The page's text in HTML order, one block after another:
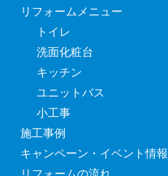
リフォームメニュー
トイレ
洗面化粧台
キッチン
ユニットバス
小工事
施工事例
キャンペーン・イベント情報